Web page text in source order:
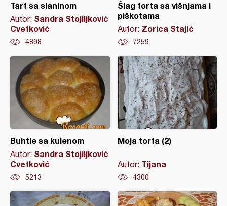
Tart sa slaninom
Autor: Sandra Stojiljković
Cvetković
4898
Šlag torta sa višnjama i
piškotama
Autor: Zorica Stajić
7259
Buhtle sa kulenom
Autor: Sandra Stojiljković
Cvetković
5213
Moja torta (2)
Autor: Tijana
4300